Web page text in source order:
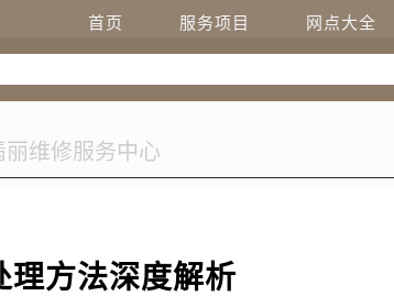
首页 服务项目 网点大全
602室（需提前预约）
层1102室售后服务中心（需提前预约）
理方法深度解析